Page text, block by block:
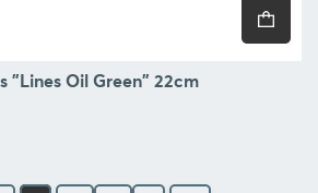
"Lines Oil Green" 22cm